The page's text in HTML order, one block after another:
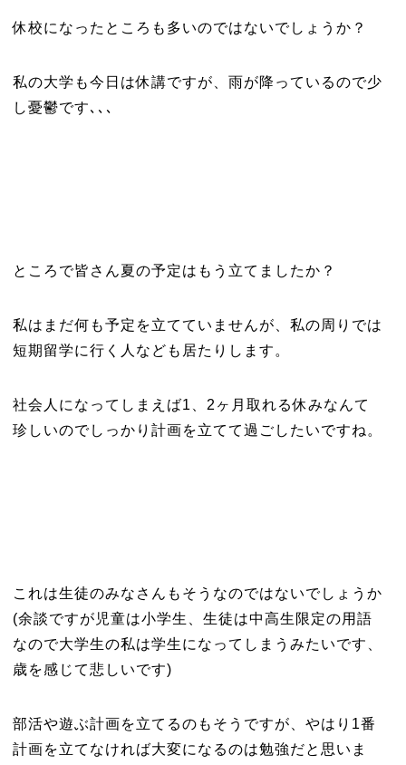
休校になったところも多いのではないでしょうか？
私の大学も今日は休講ですが、雨が降っているので少
し憂鬱です､､､
ところで皆さん夏の予定はもう立てましたか？
私はまだ何も予定を立てていませんが、私の周りでは
短期留学に行く人なども居たりします。
社会人になってしまえば1、2ヶ月取れる休みなんて
珍しいのでしっかり計画を立てて過ごしたいですね。
これは生徒のみなさんもそうなのではないでしょうか
(余談ですが児童は小学生、生徒は中高生限定の用語
なので大学生の私は学生になってしまうみたいです、
歳を感じて悲しいです)
部活や遊ぶ計画を立てるのもそうですが、やはり1番
計画を立てなければ大変になるのは勉強だと思いま